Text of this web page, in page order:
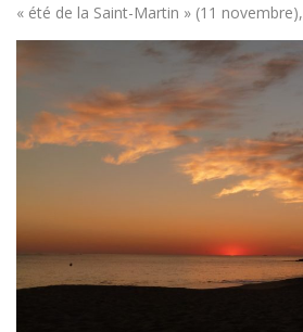
« été de la Saint-Martin » (11 novembre),